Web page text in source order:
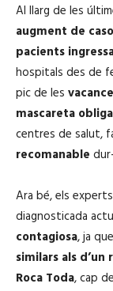
Al llarg de les
augment de
pacients
hospitals des de
pic de les
mascareta
centres de salut,
recomanable
Ara bé, els
diagnosticada
contagiosa, ja
similars als
Roca Toda, cap